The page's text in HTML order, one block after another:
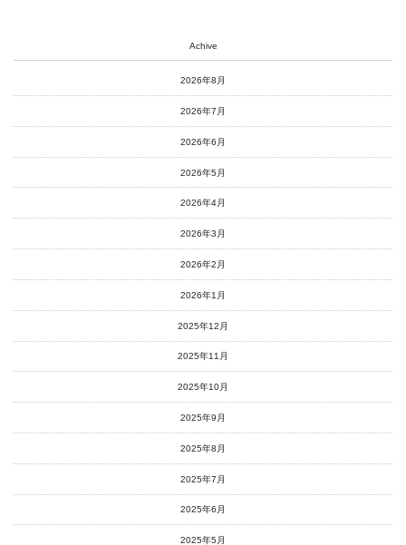
Achive
2026年8月
2026年7月
2026年6月
2026年5月
2026年4月
2026年3月
2026年2月
2026年1月
2025年12月
2025年11月
2025年10月
2025年9月
2025年8月
2025年7月
2025年6月
2025年5月